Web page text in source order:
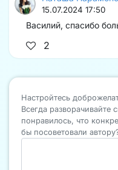
15.07.2024 17:50
Василий, спасибо
2
Настройтесь
Всегда
понравилось, что
бы посоветовали